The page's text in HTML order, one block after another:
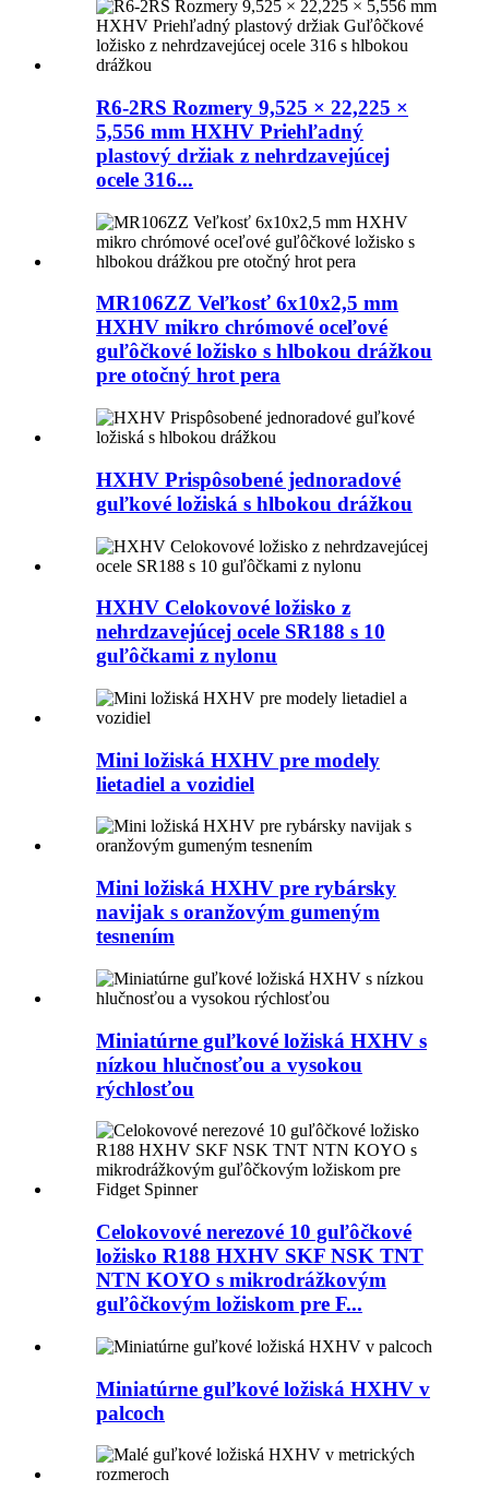
R6-2RS Rozmery 9,525 × 22,225 ×
5,556 mm HXHV Priehľadný
plastový držiak z nehrdzavejúcej
ocele 316...
MR106ZZ Veľkosť 6x10x2,5 mm
HXHV mikro chrómové oceľové
guľôčkové ložisko s hlbokou drážkou
pre otočný hrot pera
HXHV Prispôsobené jednoradové
guľkové ložiská s hlbokou drážkou
HXHV Celokovové ložisko z
nehrdzavejúcej ocele SR188 s 10
guľôčkami z nylonu
Mini ložiská HXHV pre modely
lietadiel a vozidiel
Mini ložiská HXHV pre rybársky
navijak s oranžovým gumeným
tesnením
Miniatúrne guľkové ložiská HXHV s
nízkou hlučnosťou a vysokou
rýchlosťou
Celokovové nerezové 10 guľôčkové
ložisko R188 HXHV SKF NSK TNT
NTN KOYO s mikrodrážkovým
guľôčkovým ložiskom pre F...
Miniatúrne guľkové ložiská HXHV v
palcoch